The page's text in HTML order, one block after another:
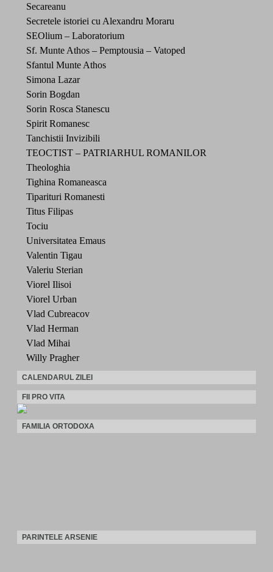
Secareanu
Secretele istoriei cu Alexandru Moraru
SEOlium – Laboratorium
Sf. Munte Athos – Pemptousia – Vatoped
Sfantul Munte Athos
Simona Lazar
Sorin Bogdan
Sorin Rosca Stanescu
Spirit Romanesc
Tanchistii Invizibili
TEOCTIST – PATRIARHUL ROMANILOR
Theologhia
Tighina Romaneasca
Tiparituri Romanesti
Titus Filipas
Tociu
Universitatea Emaus
Valentin Tigau
Valeriu Sterian
Viorel Ilisoi
Viorel Urban
Vlad Cubreacov
Vlad Herman
Vlad Mihai
Willy Pragher
CALENDARUL ZILEI
FII PRO VITA
FAMILIA ORTODOXA
PARINTELE ARSENIE